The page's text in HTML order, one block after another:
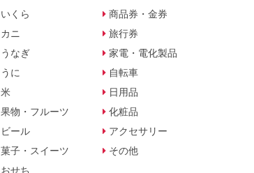
いくら
カニ
うなぎ
うに
米
果物・フルーツ
ビール
菓子・スイーツ
おせち
商品券・金券
旅行券
家電・電化製品
自転車
日用品
化粧品
アクセサリー
その他